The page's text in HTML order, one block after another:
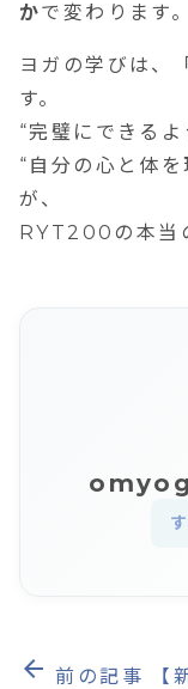
かで変わります。
ヨガの学びは、
す。
“完璧にできるよ
“自分の心と体
が、
RYT200の本当
arrow_back 前の記事
【